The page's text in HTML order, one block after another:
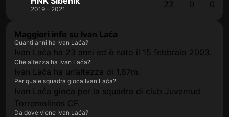
2019 - 2021 22 0 0
Maggiori info su Ivan Laća
Quanti anni ha Ivan Laća?
Ivan Laća ha 23 anni ed è nato il 15 febbraio 2003.
Che altezza ha Ivan Laća?
Ivan Laća ha un’altezza di 1,87m.
Per quale squadra gioca Ivan Laća?
Ivan Laća gioca per la squadra di club Juventud
Torremolinos CF.
Da dove viene Ivan Laća?